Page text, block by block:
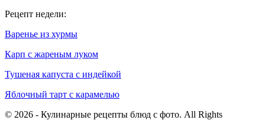
Рецепт недели:
Варенье из хурмы
Карп с жареным луком
Тушеная капуста с индейкой
Яблочный тарт с карамелью
© 2026 - Кулинарные рецепты блюд с фото. All Rights